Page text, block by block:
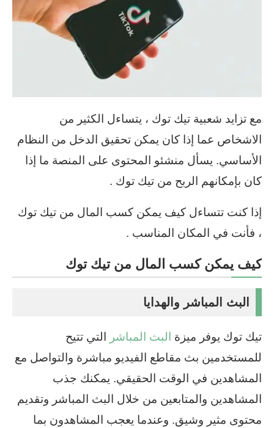
مع تزايد شعبية تيك توك ، يتساءل الكثير من
الاشخاص عما إذا كان يمكن تحقيق الدخل من النظام
الأساسي. يسأل منشئو المحتوى على المنصة ما إذا
كان بإمكانهم الربح من تيك توك .
إذا كنت تتساءل كيف يمكن كسب المال من تيك توك
، فأنت في المكان المناسب .
كيف يمكن كسب المال من تيك توك
البث المباشر والهدايا
تيك توك يوفر ميزة البث المباشر
التي تتيح
للمستخدمين بث مقاطع الفيديو مباشرة والتواصل مع
المشاهدين في الوقت الحقيقي. يمكنك جذب
المشاهدين والمتابعين من خلال البث المباشر وتقديم
محتوى مثير وشيق. وعندما يعجب المشاهدون بما